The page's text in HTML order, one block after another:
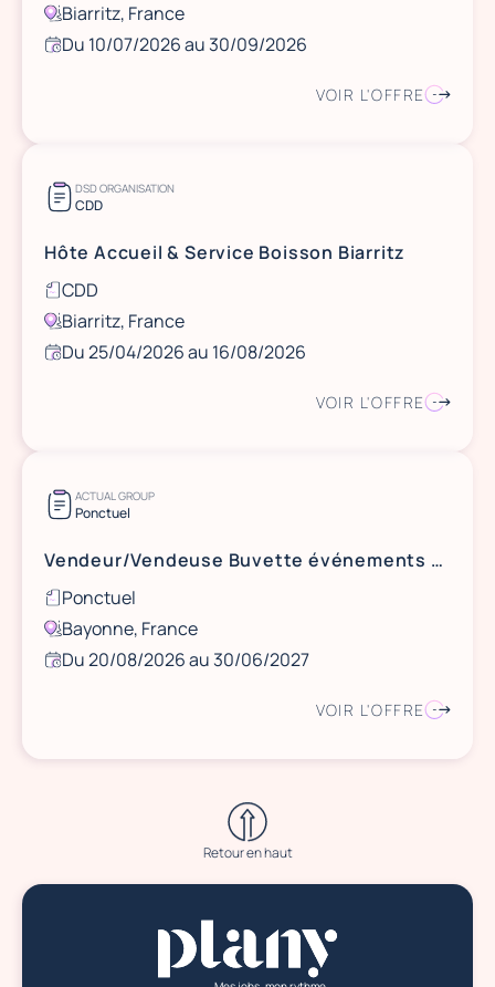
Biarritz, France
Du 10/07/2026 au 30/09/2026
VOIR L'OFFRE
DSD ORGANISATION
CDD
Hôte Accueil & Service Boisson Biarritz
CDD
Biarritz, France
Du 25/04/2026 au 16/08/2026
VOIR L'OFFRE
ACTUAL GROUP
Ponctuel
Vendeur/Vendeuse Buvette événements sportifs Bayonne
Ponctuel
Bayonne, France
Du 20/08/2026 au 30/06/2027
VOIR L'OFFRE
Retour en haut